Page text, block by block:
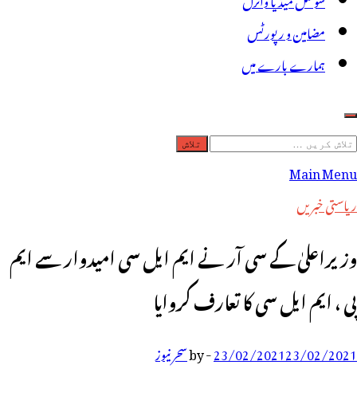
مضامین و رپورٹس
ہمارے بارے میں
تلاش
کریں
برائے:
Main Menu
ریاستی خبریں
وزیراعلیٰ کے سی آر نے ایم ایل سی امیدوار سے ایم
پی ، ایم ایل سی کا تعارف کروایا
23/02/202123/02/2021
-
byسحر نیوز